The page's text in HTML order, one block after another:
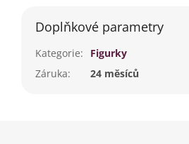
Doplňkové parametry
Kategorie:
Figurky
Záruka: 24 měsíců